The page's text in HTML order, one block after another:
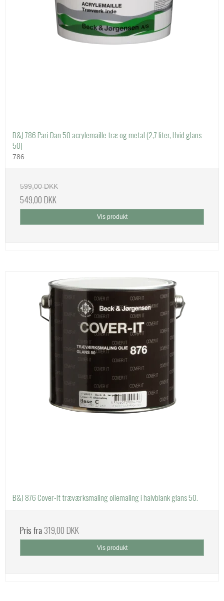
B&J 786 Pari Dan 50 acrylemaille træ og metal (2,7 liter, Hvid glans
50)
786
599,00 DKK
549,00 DKK
Vis produkt
B&J 876 Cover-It træværksmaling oliemaling i halvblank glans 50.
Pris fra 319,00 DKK
Vis produkt